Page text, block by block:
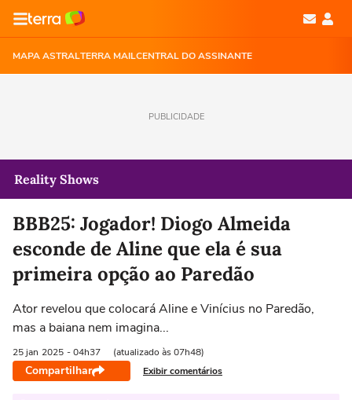
MAPA ASTRALTERRA MAILCENTRAL DO ASSINANTE
PUBLICIDADE
Reality Shows
BBB25: Jogador! Diogo Almeida
esconde de Aline que ela é sua
primeira opção ao Paredão
Ator revelou que colocará Aline e Vinícius no Paredão,
mas a baiana nem imagina...
25 jan 2025 - 04h37 (atualizado às 07h48)
Compartilhar Exibir comentários